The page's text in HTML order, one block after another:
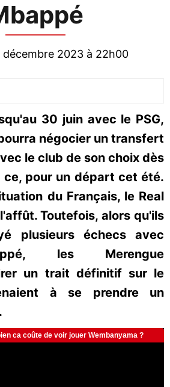
décembre 2023 à 22h00
30 juin avec le PSG,
négocier un transfert
le club de son choix dès
ce, pour un départ cet été.
du Français, le Real
Toutefois, alors qu'ils
plusieurs échecs avec
les Merengue
un trait définitif sur le
à se prendre un